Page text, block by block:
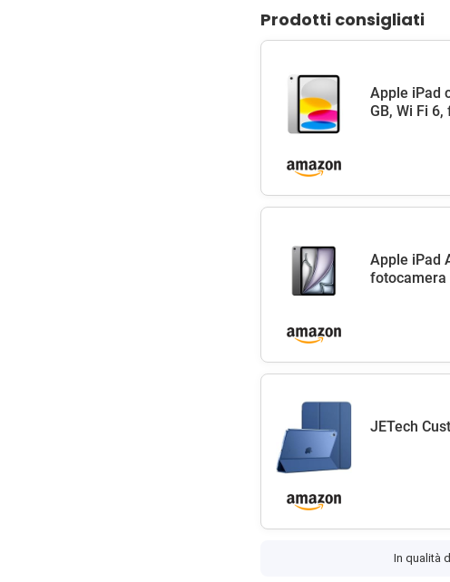
Prodotti consigliati
Apple iPad
GB, Wi Fi
Apple iPad
fotocamera
JETech
In qualità